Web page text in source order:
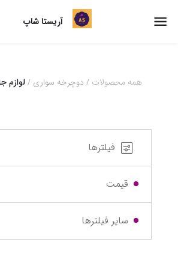
آریستا شاپ
همه محصولات / دوچرخه سواری / لوازم
فیلترها
قیمت
سایر فیلترها